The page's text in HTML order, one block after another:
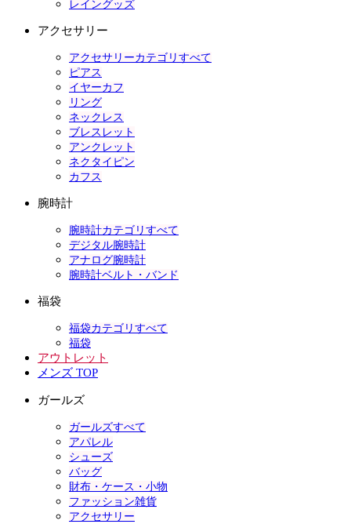
レイングッズ
アクセサリー
アクセサリーカテゴリすべて
ピアス
イヤーカフ
リング
ネックレス
ブレスレット
アンクレット
ネクタイピン
カフス
腕時計
腕時計カテゴリすべて
デジタル腕時計
アナログ腕時計
腕時計ベルト・バンド
福袋
福袋カテゴリすべて
福袋
アウトレット
メンズ TOP
ガールズ
ガールズすべて
アパレル
シューズ
バッグ
財布・ケース・小物
ファッション雑貨
アクセサリー